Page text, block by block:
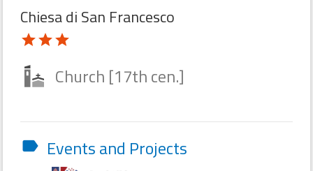
Chiesa di San Francesco
starstarstar
Church [17th cen.]
label Events and Projects